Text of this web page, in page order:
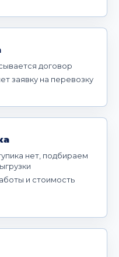
договор
заявку на перевозку
нет, подбираем
и стоимость